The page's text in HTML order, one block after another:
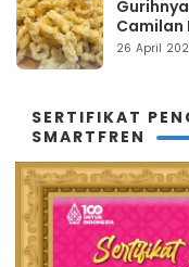
Camilan
26 April
SERTIFIKAT
SMARTFREN